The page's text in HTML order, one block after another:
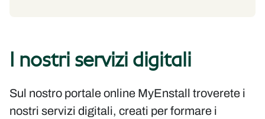
I nostri servizi digitali
Sul nostro portale online MyEnstall troverete i
nostri servizi digitali, creati per formare i